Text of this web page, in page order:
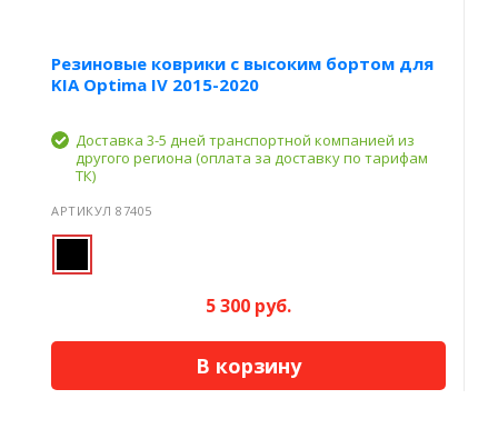
Резиновые коврики с высоким бортом для
KIA Optima IV 2015-2020
Доставка 3-5 дней транспортной компанией из
другого региона (оплата за доставку по тарифам
ТК)
АРТИКУЛ 87405
5 300 руб.
В корзину